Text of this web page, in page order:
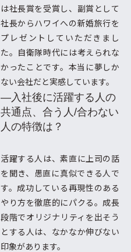
は社長賞を受賞し、副賞として
社長からハワイへの新婚旅行を
プレゼントしていただきまし
た。自衛隊時代には考えられな
かったことです。本当に夢しか
ない会社だと実感しています。
―入社後に活躍する人の
共通点、合う人/合わない
人の特徴は？
活躍する人は、素直に上司の話
を聞き、愚直に真似できる人で
す。成功している再現性のある
やり方を徹底的にパクる。成長
段階でオリジナリティを出そう
とする人は、なかなか伸びない
印象があります。